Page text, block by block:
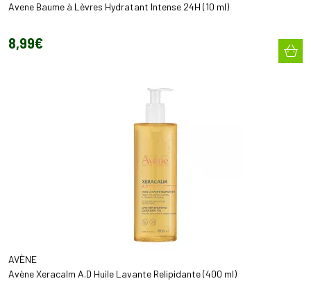
Avene Baume à Lèvres Hydratant Intense 24H (10 ml)
8,99€
AVÈNE
Avène Xeracalm A.D Huile Lavante Relipidante (400 ml)